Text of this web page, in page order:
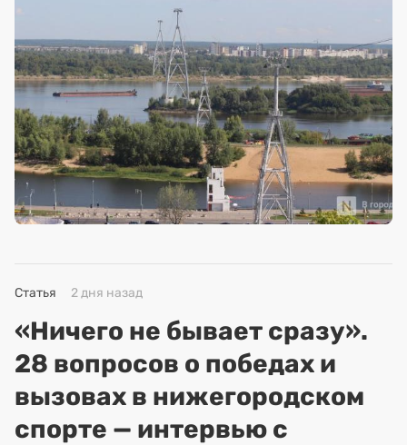
Статья 2 дня назад
«Ничего не бывает сразу».
28 вопросов о победах и
вызовах в нижегородском
спорте — интервью с